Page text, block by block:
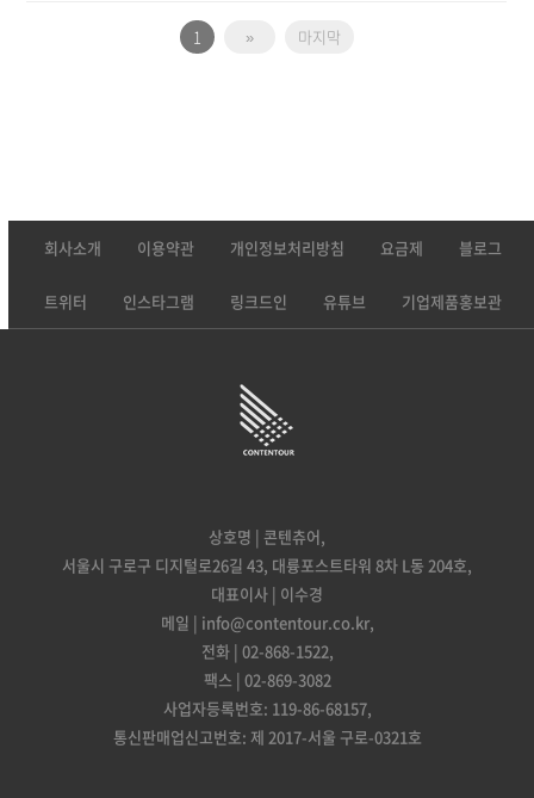
1 » 마지막
회사소개 이용약관 개인정보처리방침 요금제 블로그
트위터 인스타그램 링크드인 유튜브 기업제품홍보관
상호명 | 콘텐츄어,
서울시 구로구 디지털로26길 43, 대륭포스트타워 8차 L동 204호,
대표이사 | 이수경
메일 | info@contentour.co.kr,
전화 | 02-868-1522,
팩스 | 02-869-3082
사업자등록번호: 119-86-68157,
통신판매업신고번호: 제 2017-서울 구로-0321호